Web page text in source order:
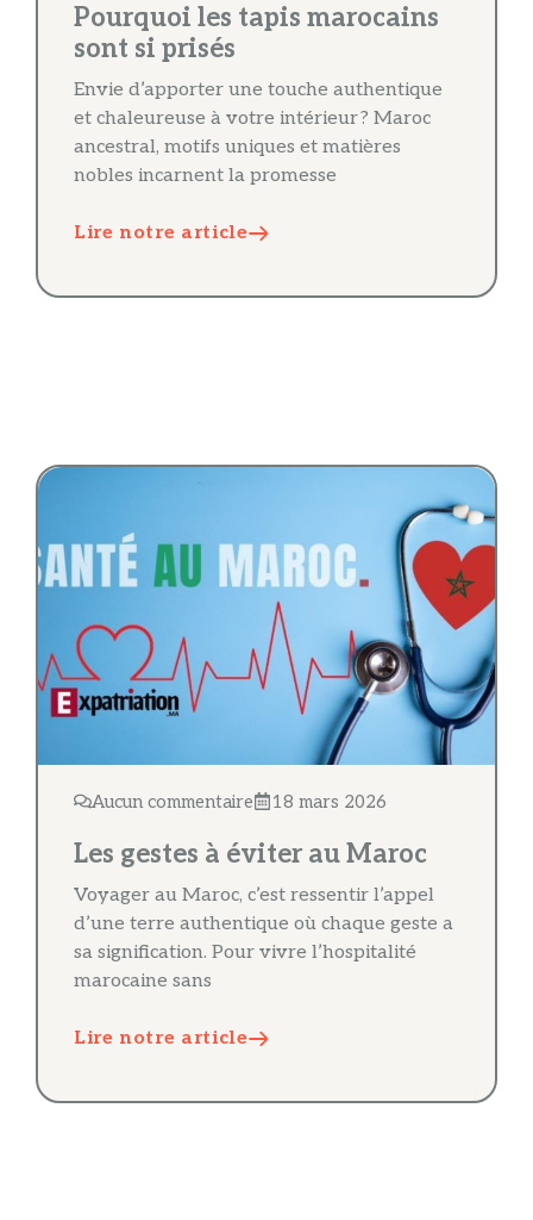
Pourquoi les tapis marocains
sont si prisés
Envie d’apporter une touche authentique
et chaleureuse à votre intérieur ? Maroc
ancestral, motifs uniques et matières
nobles incarnent la promesse
Lire notre article
Aucun commentaire 18 mars 2026
Les gestes à éviter au Maroc
Voyager au Maroc, c’est ressentir l’appel
d’une terre authentique où chaque geste a
sa signification. Pour vivre l’hospitalité
marocaine sans
Lire notre article